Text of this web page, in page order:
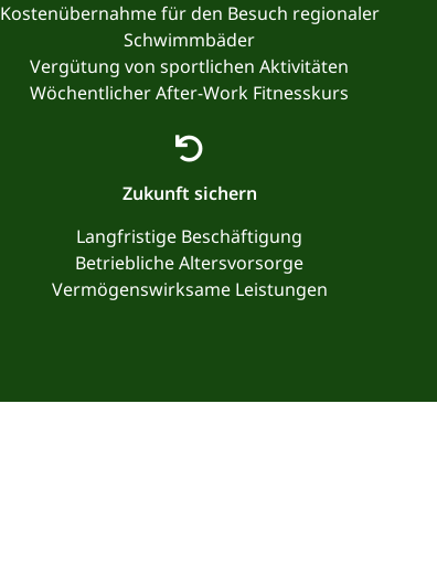
Kostenübernahme für den Besuch regionaler
Schwimmbäder
Vergütung von sportlichen Aktivitäten
Wöchentlicher After-Work Fitnesskurs
Zukunft sichern
Langfristige Beschäftigung
Betriebliche Altersvorsorge
Vermögenswirksame Leistungen